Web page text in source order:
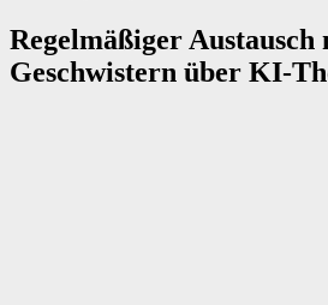
Regelmäßiger Austausch
Geschwistern über KI-